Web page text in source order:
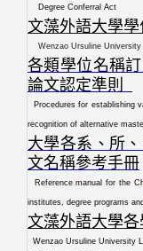
Degree Conferral Act
文藻外語大學
Wenzao Ursuline
各類學位名稱
論文認定準則
Procedures for establishing
recognition of alternative
大學各系、所
文名稱參考手冊
Reference manual for the
institutes, degree programs
文藻外語大學
Wenzao Ursuline University